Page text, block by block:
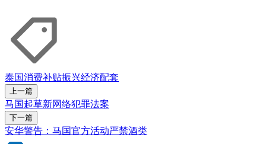
泰国消费补贴振兴经济配套
上一篇
马国起草新网络犯罪法案
下一篇
安华警告：马国官方活动严禁酒类